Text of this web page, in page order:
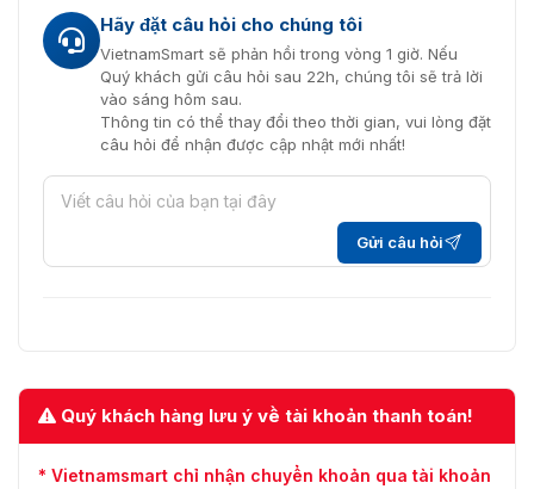
Hãy đặt câu hỏi cho chúng tôi
VietnamSmart sẽ phản hồi trong vòng 1 giờ. Nếu
Quý khách gửi câu hỏi sau 22h, chúng tôi sẽ trả lời
vào sáng hôm sau.
Thông tin có thể thay đổi theo thời gian, vui lòng đặt
câu hỏi để nhận được cập nhật mới nhất!
Gửi câu hỏi
Quý khách hàng lưu ý về tài khoản thanh toán!
* Vietnamsmart chỉ nhận chuyển khoản qua tài khoản